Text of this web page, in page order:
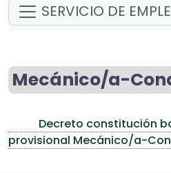
SERVICIO DE
Mecánico/a-
Decreto constitución
provisional Mecánico/a-